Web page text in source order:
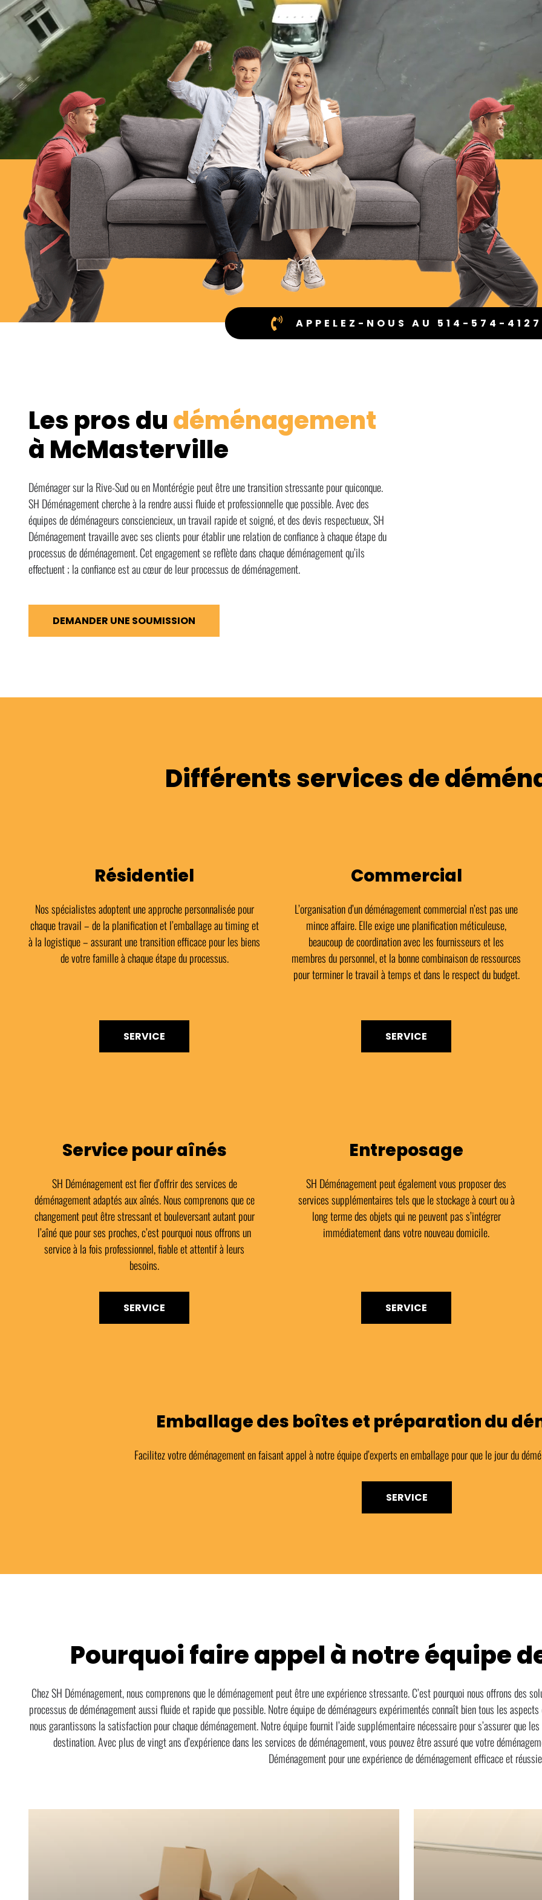
APPELEZ-NOUS AU 514-574-4127
Les pros dudéménagement
à McMasterville
Déménager sur la Rive-Sud ou en Montérégie peut être une transition stressante pour quiconque.
SH Déménagement cherche à la rendre aussi fluide et professionnelle que possible. Avec des
équipes de déménageurs consciencieux, un travail rapide et soigné, et des devis respectueux, SH
Déménagement travaille avec ses clients pour établir une relation de confiance à chaque étape du
processus de déménagement. Cet engagement se reflète dans chaque déménagement qu’ils
effectuent ; la confiance est au cœur de leur processus de déménagement.
DEMANDER UNE SOUMISSION
Différents services de
Résidentiel
Nos spécialistes adoptent une approche personnalisée pour
chaque travail – de la planification et l’emballage au timing et
à la logistique – assurant une transition efficace pour les biens
de votre famille à chaque étape du processus.
SERVICE
Commercial
L’organisation d’un déménagement commercial n’est pas une
mince affaire. Elle exige une planification méticuleuse,
beaucoup de coordination avec les fournisseurs et les
membres du personnel, et la bonne combinaison de ressources
pour terminer le travail à temps et dans le respect du budget.
SERVICE
Service pour aînés
SH Déménagement est fier d’offrir des services de
déménagement adaptés aux aînés. Nous comprenons que ce
changement peut être stressant et bouleversant autant pour
l’aîné que pour ses proches, c’est pourquoi nous offrons un
service à la fois professionnel, fiable et attentif à leurs
besoins.
SERVICE
Entreposage
SH Déménagement peut également vous proposer des
services supplémentaires tels que le stockage à court ou à
long terme des objets qui ne peuvent pas s’intégrer
immédiatement dans votre nouveau domicile.
SERVICE
Emballage des boîtes et préparation du
Facilitez votre déménagement en faisant appel à notre équipe d’experts en emballage pour que le jour du
SERVICE
Pourquoi faire appel à notre équipe
Chez SH Déménagement, nous comprenons que le déménagement peut être une expérience stressante. C’est pourquoi nous offrons des
processus de déménagement aussi fluide et rapide que possible. Notre équipe de déménageurs expérimentés connaît bien tous les
nous garantissons la satisfaction pour chaque déménagement. Notre équipe fournit l’aide supplémentaire nécessaire pour s’assurer que
destination. Avec plus de vingt ans d’expérience dans les services de déménagement, vous pouvez être assuré que votre
Déménagement pour une expérience de déménagement efficace et